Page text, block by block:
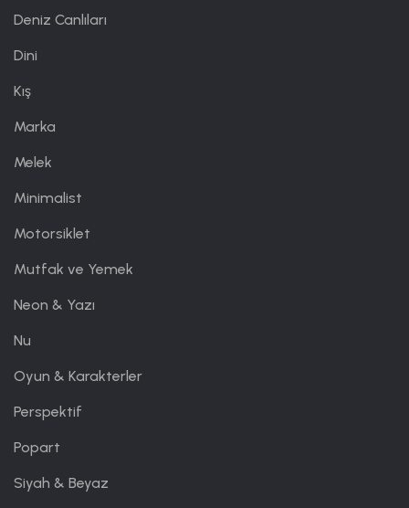
Deniz Canlıları
Dini
Kış
Marka
Melek
Minimalist
Motorsiklet
Mutfak ve Yemek
Neon & Yazı
Nu
Oyun & Karakterler
Perspektif
Popart
Siyah & Beyaz